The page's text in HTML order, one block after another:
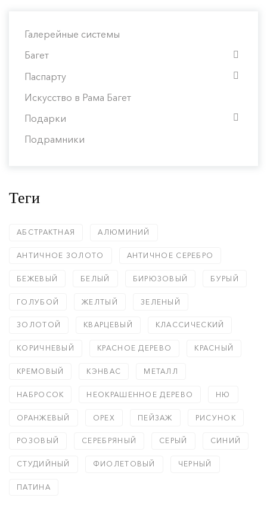
Галерейные системы
Багет
Паспарту
Искусство в Рама Багет
Подарки
Подрамники
Теги
АБСТРАКТНАЯ АЛЮМИНИЙ
АНТИЧНОЕ ЗОЛОТО АНТИЧНОЕ СЕРЕБРО
БЕЖЕВЫЙ БЕЛЫЙ БИРЮЗОВЫЙ БУРЫЙ
ГОЛУБОЙ ЖЕЛТЫЙ ЗЕЛЕНЫЙ
ЗОЛОТОЙ КВАРЦЕВЫЙ КЛАССИЧЕСКИЙ
КОРИЧНЕВЫЙ КРАСНОЕ ДЕРЕВО КРАСНЫЙ
КРЕМОВЫЙ КЭНВАС МЕТАЛЛ
НАБРОСОК НЕОКРАШЕННОЕ ДЕРЕВО НЮ
ОРАНЖЕВЫЙ ОРЕХ ПЕЙЗАЖ РИСУНОК
РОЗОВЫЙ СЕРЕБРЯНЫЙ СЕРЫЙ СИНИЙ
СТУДИЙНЫЙ ФИОЛЕТОВЫЙ ЧЕРНЫЙ
ПАТИНА